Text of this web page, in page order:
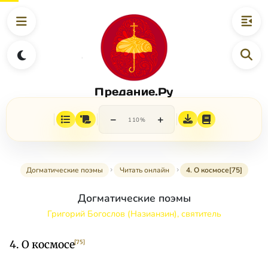
Предание.Ру
− 110% +
Догматические поэмы Читать онлайн 4. О космосе[75]
Догматические поэмы
Григорий Богослов (Назианзин), святитель
4. О космосе[75]